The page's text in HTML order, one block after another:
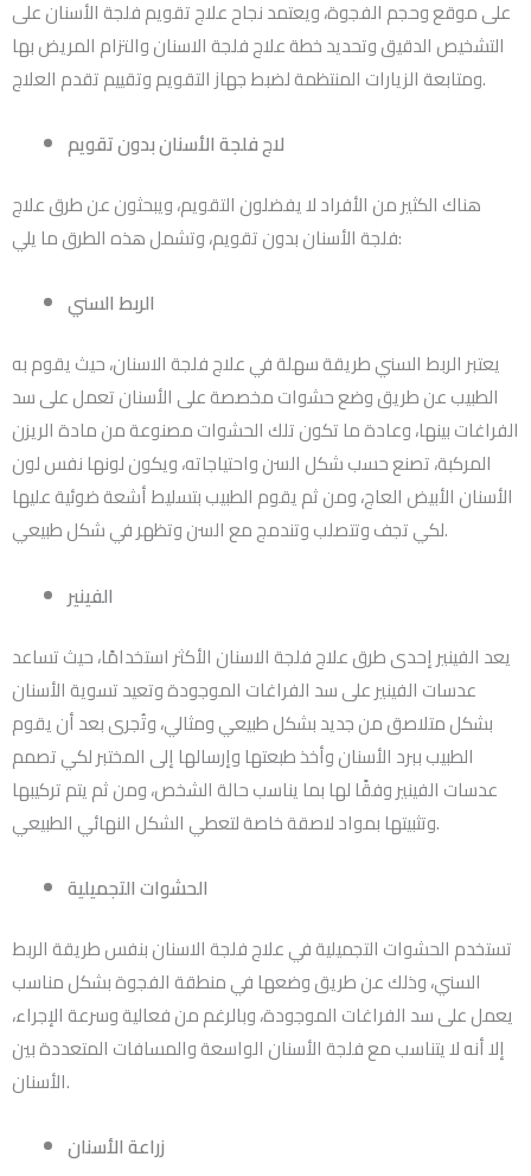
على موقع وحجم الفجوة، ويعتمد نجاح علاج تقويم فلجة الأسنان على
التشخيص الدقيق وتحديد خطة علاج فلجة الاسنان والتزام المريض بها
ومتابعة الزيارات المنتظمة لضبط جهاز التقويم وتقييم تقدم العلاج.
لاج فلجة الأسنان بدون تقويم
هناك الكثير من الأفراد لا يفضلون التقويم، ويبحثون عن طرق علاج
فلجة الأسنان بدون تقويم، وتشمل هذه الطرق ما يلي:
الربط السني
يعتبر الربط السني طريقة سهلة في علاج فلجة الاسنان، حيث يقوم به
الطبيب عن طريق وضع حشوات مخصصة على الأسنان تعمل على سد
الفراغات بينها، وعادة ما تكون تلك الحشوات مصنوعة من مادة الريزن
المركبة، تصنع حسب شكل السن واحتياجاته، ويكون لونها نفس لون
الأسنان الأبيض العاج، ومن ثم يقوم الطبيب بتسليط أشعة ضوئية عليها
لكي تجف وتتصلب وتندمج مع السن وتظهر في شكل طبيعي.
الفينير
يعد الفينير إحدى طرق علاج فلجة الاسنان الأكثر استخدامًا، حيث تساعد
عدسات الفينير على سد الفراغات الموجودة وتعيد تسوية الأسنان
بشكل متلاصق من جديد بشكل طبيعي ومثالي، وتُجرى بعد أن يقوم
الطبيب ببرد الأسنان وأخذ طبعتها وإرسالها إلى المختبر لكي تصمم
عدسات الفينير وفقًا لها بما يناسب حالة الشخص، ومن ثم يتم تركيبها
وتثبيتها بمواد لاصقة خاصة لتعطي الشكل النهائي الطبيعي.
الحشوات التجميلية
تستخدم الحشوات التجميلية في علاج فلجة الاسنان بنفس طريقة الربط
السني، وذلك عن طريق وضعها في منطقة الفجوة بشكل مناسب
يعمل على سد الفراغات الموجودة، وبالرغم من فعالية وسرعة الإجراء،
إلا أنه لا يتناسب مع فلجة الأسنان الواسعة والمسافات المتعددة بين
الأسنان.
زراعة الأسنان